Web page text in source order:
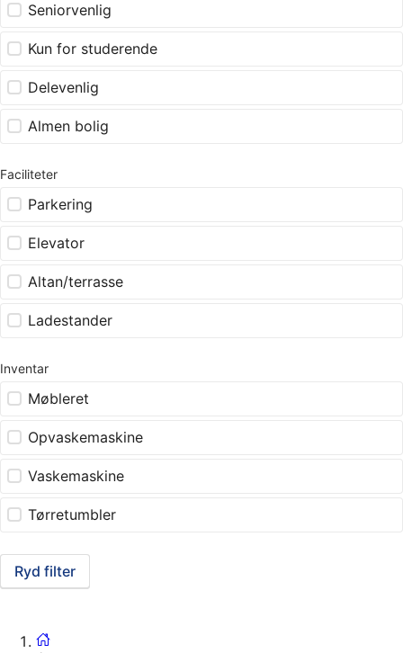
Seniorvenlig
Kun for studerende
Delevenlig
Almen bolig
Faciliteter
Parkering
Elevator
Altan/terrasse
Ladestander
Inventar
Møbleret
Opvaskemaskine
Vaskemaskine
Tørretumbler
Ryd filter